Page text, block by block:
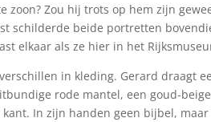
Zou hij trots op hem zijn
schilderde beide portretten
elkaar als ze hier in het
in kleding. Gerard draagt
rode mantel, een goud-
In zijn handen geen bijbel,